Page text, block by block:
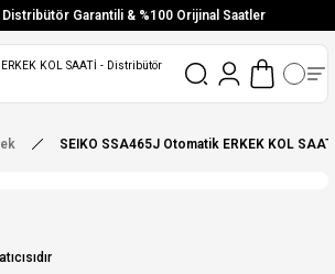
Garantili & %100 Orijinal Saatler
Vade Farksız 6 Taksit
Ücretsiz Kargo
SEIKO SSA465J Otomatik ERKEK KOL SAATİ